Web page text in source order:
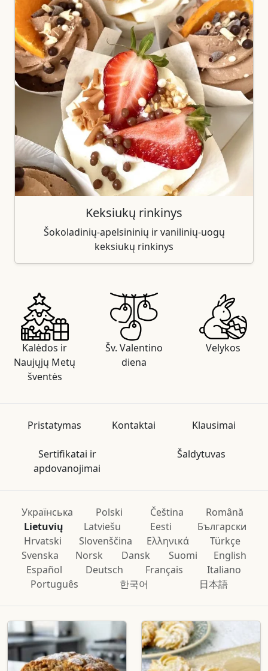
Keksiukų rinkinys
Šokoladinių-apelsininių ir vanilinių-uogų
keksiukų rinkinys
Kalėdos ir
Naujųjų Metų
šventės
Šv. Valentino
diena
Velykos
Pristatymas Kontaktai Klausimai
Sertifikatai ir
apdovanojimai
Šaldytuvas
Українська Polski Čeština
Română
Lietuvių
Latviešu Eesti
Български
Hrvatski
Slovenščina Ελληνικά
Türkçe
Svenska
Norsk Dansk Suomi
English
Español
Deutsch Français
Italiano
Português
한국어 日本語